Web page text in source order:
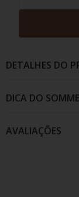
DETALHES DO
Postales
AVALIAÇÕES